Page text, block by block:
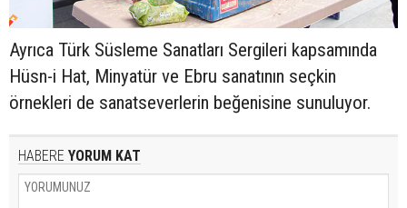
Ayrıca Türk Süsleme Sanatları Sergileri kapsamında
Hüsn-i Hat, Minyatür ve Ebru sanatının seçkin
örnekleri de sanatseverlerin beğenisine sunuluyor.
HABERE YORUM KAT